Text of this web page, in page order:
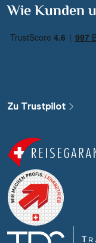
Wie Kunden
Zu Trustpilot